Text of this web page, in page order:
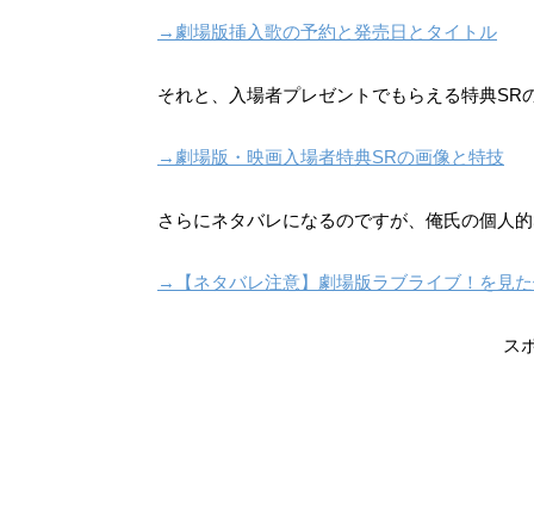
→劇場版挿入歌の予約と発売日とタイトル
それと、入場者プレゼントでもらえる特典SR
→劇場版・映画入場者特典SRの画像と特技
さらにネタバレになるのですが、俺氏の個人
→【ネタバレ注意】劇場版ラブライブ！を見
ス